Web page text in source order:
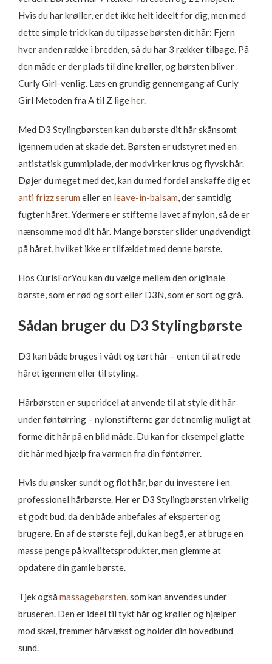
Hvis du har krøller, er det ikke helt ideelt for dig, men med
dette simple trick kan du tilpasse børsten dit hår: Fjern
hver anden række i bredden, så du har 3 rækker tilbage. På
den måde er der plads til dine krøller, og børsten bliver
Curly Girl-venlig. Læs en grundig gennemgang af Curly
Girl Metoden fra A til Z ligeher.
Med D3 Stylingbørsten kan du børste dit hår skånsomt
igennem uden at skade det. Børsten er udstyret med en
antistatisk gummiplade, der modvirker krus og flyvsk hår.
Døjer du meget med det, kan du med fordel anskaffe dig et
anti frizz serum eller en leave-in-balsam , der samtidig
fugter håret. Ydermere er stifterne lavet af nylon, så de er
nænsomme mod dit hår. Mange børster slider unødvendigt
på håret, hvilket ikke er tilfældet med denne børste.
Hos CurlsForYou kan du vælge mellem den originale
børste, som er rød og sort eller D3N, som er sort og grå.
Sådan bruger du D3 Stylingbørste
D3 kan både bruges i vådt og tørt hår – enten til at rede
håret igennem eller til styling.
Hårbørsten er superideel at anvende til at style dit hår
under føntørring – nylonstifterne gør det nemlig muligt at
forme dit hår på en blid måde. Du kan for eksempel glatte
dit hår med hjælp fra varmen fra din føntørrer.
Hvis du ønsker sundt og flot hår, bør du investere i en
professionel hårbørste. Her er D3 Stylingbørsten virkelig
et godt bud, da den både anbefales af eksperter og
brugere. En af de største fejl, du kan begå, er at bruge en
masse penge på kvalitetsprodukter, men glemme at
opdatere din gamle børste.
Tjek også massagebørsten , som kan anvendes under
bruseren. Den er ideel til tykt hår og krøller og hjælper
mod skæl, fremmer hårvækst og holder din hovedbund
sund.